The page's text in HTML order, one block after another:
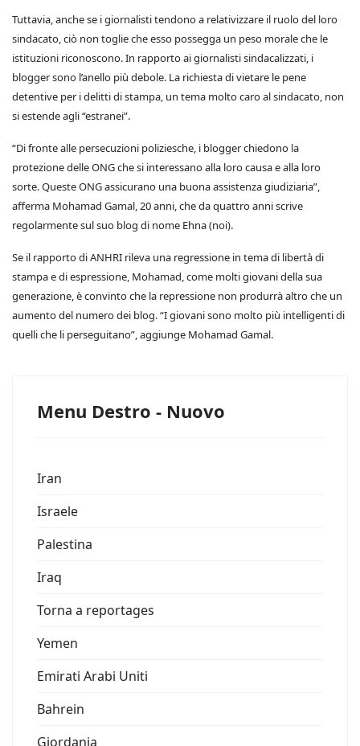
Tuttavia, anche se i giornalisti tendono a relativizzare il ruolo del loro
sindacato, ciò non toglie che esso possegga un peso morale che le
istituzioni riconoscono. In rapporto ai giornalisti sindacalizzati, i
blogger sono l’anello più debole. La richiesta di vietare le pene
detentive per i delitti di stampa, un tema molto caro al sindacato, non
si estende agli “estranei”.
“Di fronte alle persecuzioni poliziesche, i blogger chiedono la
protezione delle ONG che si interessano alla loro causa e alla loro
sorte. Queste ONG assicurano una buona assistenza giudiziaria”,
afferma Mohamad Gamal, 20 anni, che da quattro anni scrive
regolarmente sul suo blog di nome Ehna (noi).
Se il rapporto di ANHRI rileva una regressione in tema di libertà di
stampa e di espressione, Mohamad, come molti giovani della sua
generazione, è convinto che la repressione non produrrà altro che un
aumento del numero dei blog. “I giovani sono molto più intelligenti di
quelli che li perseguitano”, aggiunge Mohamad Gamal.
Menu Destro - Nuovo
Iran
Israele
Palestina
Iraq
Torna a reportages
Yemen
Emirati Arabi Uniti
Bahrein
Giordania